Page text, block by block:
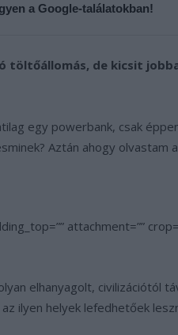
a Google-találatokban!
töltőállomás, de kicsit
egy powerbank, csak
Aztán ahogy
attachment=””
elhanyagolt, civilizációtól
ilyen helyek lefedhetőek